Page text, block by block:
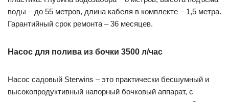
воды – до 55 метров, длина кабеля в комплекте – 1,5 метра.
Гарантийный срок ремонта – 36 месяцев.
Насос для полива из бочки 3500 л/час
Насос садовый Sterwins – это практически бесшумный и
высокопродуктивный напорный бочковый аппарат, с